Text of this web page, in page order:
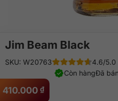
Jim Beam Black
410.000 ₫
SKU: W20763
4.6/5.0
Đã
Còn hàng